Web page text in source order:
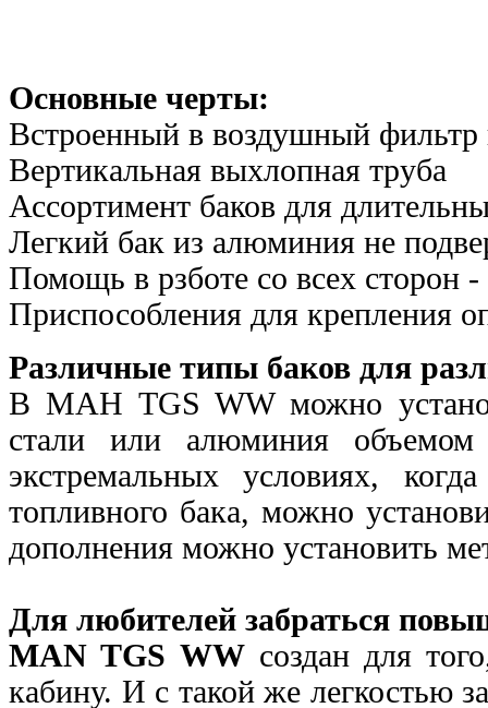
Основные черты:
Встроенный в воздушный фильтр
Вертикальная выхлопная труба
Ассортимент баков для
Легкий бак из алюминия не
Помощь в рзботе со всех сторон
Приспособления для крепления
Различные типы баков для
В МАН TGS WW можно
стали или алюминия
экстремальных условиях,
топливного бака, можно
дополнения можно установить
Для любителей забраться
MAN TGS WWсоздан для
кабину. И с такой же легкостью